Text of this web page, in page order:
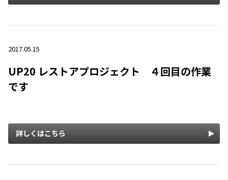
2017.05.15
UP20 レストアプロジェクト ４回目の作業
です
詳しくはこちら